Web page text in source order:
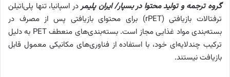
گروه ترجمه و تولید محتوا در بسپار/ ایران پلیمردر اسپانیا، تنها پلی‌اتیلن
ترفتالات بازیافتی (rPET) برای محتوای بازیافتی پس از مصرف در
بسته‌بندی مواد غذایی مجاز است. بسته‌بندی‌های منعطف PET به دلیل
ترکیب چندلایه‌ای خود، با استفاده از فناوری‌های مکانیکی معمول قابل
بازیافت نیستند.